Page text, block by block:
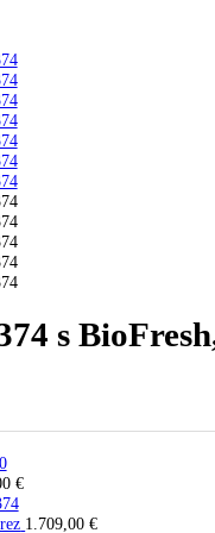
stojace chladničky